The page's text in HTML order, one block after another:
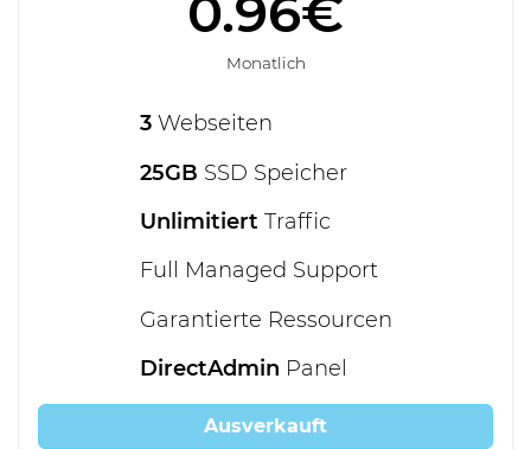
0.96€
Monatlich
3 Webseiten
25GB SSD Speicher
Unlimitiert Traffic
Full Managed Support
Garantierte Ressourcen
DirectAdmin Panel
Ausverkauft